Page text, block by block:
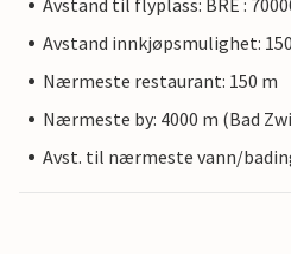
Avstand til flyplass: BRE :
Avstand innkjøpsmulighet:
Nærmeste restaurant: 150 m
Nærmeste by: 4000 m (Bad
Avst. til nærmeste vann/